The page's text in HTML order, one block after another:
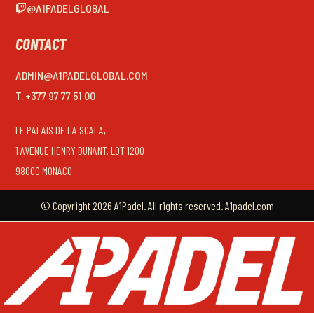
@A1PADELGLOBAL
CONTACT
ADMIN@A1PADELGLOBAL.COM
T. +377 97 77 51 00
LE PALAIS DE LA SCALA,
1 AVENUE HENRY DUNANT, LOT 1200
98000 MONACO
© Copyright 2026 A1Padel. All rights reserved. A1padel.com